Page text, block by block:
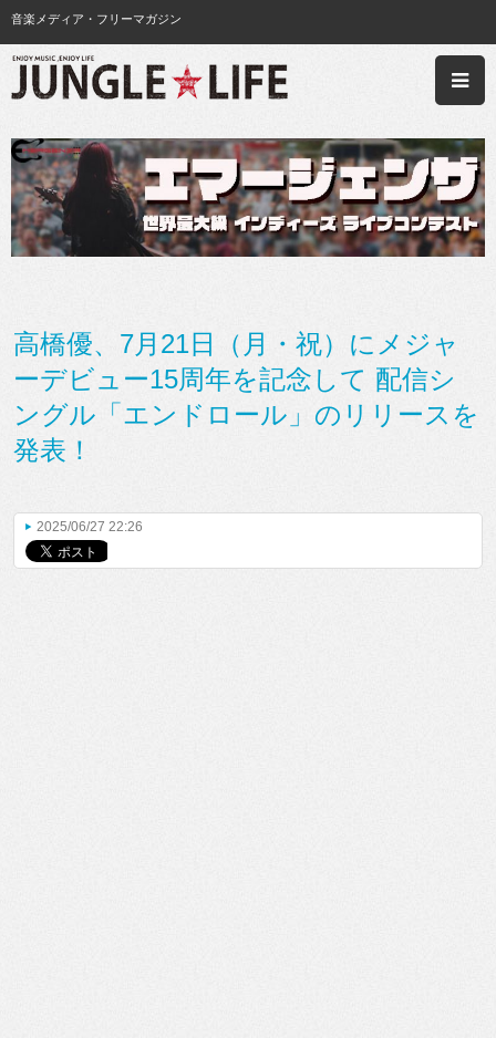
音楽メディア・フリーマガジン
高橋優、7月21日（月・祝）にメジャ
ーデビュー15周年を記念して 配信シ
ングル「エンドロール」のリリースを
発表！
2025/06/27 22:26